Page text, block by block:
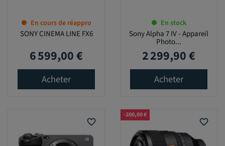
En cours de réappro
SONY CINEMA LINE FX6
Prix
6 599,00 €
Acheter
En stock
Sony Alpha 7 IV - Appareil
Photo...
Prix
2 299,90 €
Acheter
favorite_border favorite_border
-200,00 €